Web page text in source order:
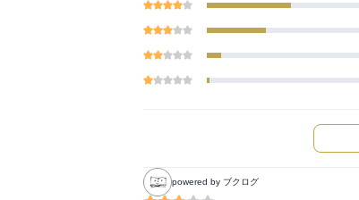
powered by ブクログ